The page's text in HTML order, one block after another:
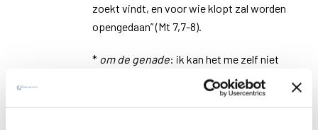
zoekt vindt, en voor wie klopt zal worden
opengedaan” (Mt 7,7-8).
* om de genade: ik kan het me zelf niet
verschaffen; ik kan het niet maken; het
moet me gegeven worden; het is een